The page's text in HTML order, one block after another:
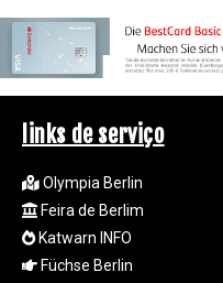
links de serviço
Olympia Berlin
Feira de Berlim
Katwarn INFO
Füchse Berlin